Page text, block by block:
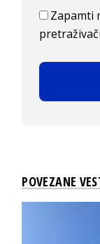
Zapamti
POVEZANE